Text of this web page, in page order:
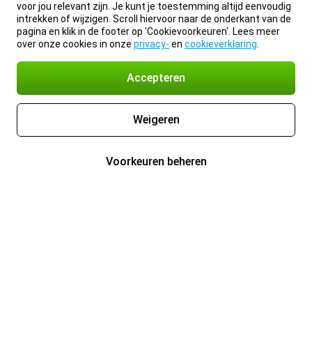
voor jou relevant zijn. Je kunt je toestemming altijd eenvoudig
intrekken of wijzigen. Scroll hiervoor naar de onderkant van de
pagina en klik in de footer op 'Cookievoorkeuren'. Lees meer
over onze cookies in onze privacy- en cookieverklaring
Accepteren
Weigeren
Voorkeuren beheren